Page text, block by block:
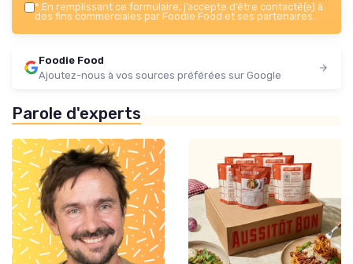
* En remplissant ce formulaire, j’accepte d’être contacté(e) à
des fins commerciales par Foodie Food et ses partenaires.
Foodie Food
Ajoutez-nous à vos sources préférées sur Google
Parole d'experts